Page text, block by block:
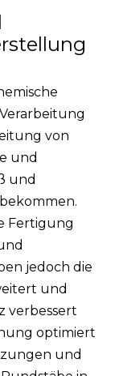
von
und
und
Fertigung
jedoch die
und
verbessert
optimiert
und